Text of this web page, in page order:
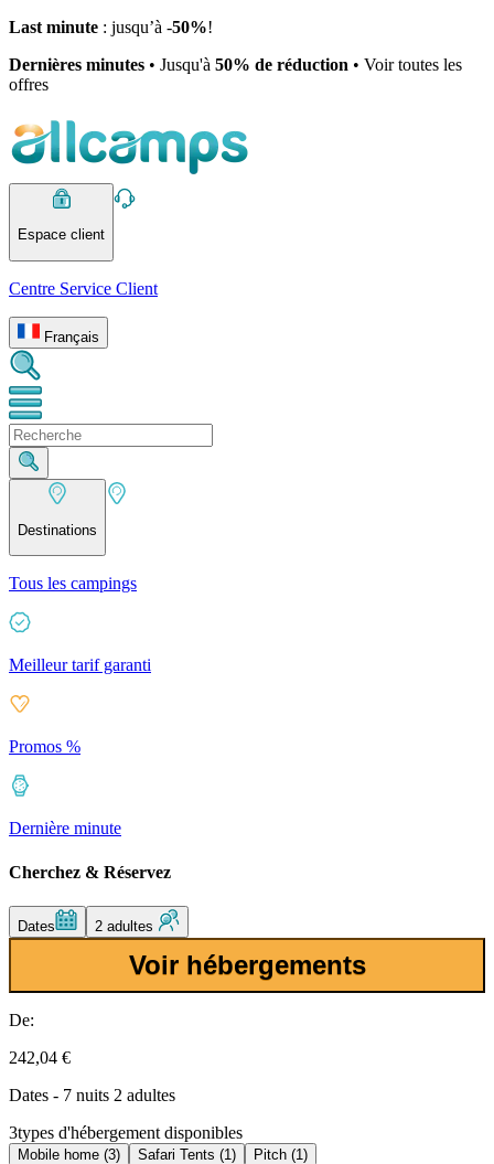
Last minute : jusqu’à -50%!
Dernières minutes • Jusqu'à 50% de réduction • Voir toutes les
offres
Espace client
Centre Service Client
Français
Destinations
Tous les campings
Meilleur tarif garanti
Promos %
Dernière minute
Cherchez & Réservez
Dates 2 adultes
Voir hébergements
De:
242,04 €
Dates - 7 nuits 2 adultes
3types d'hébergement disponibles
Mobile home (3) Safari Tents (1) Pitch (1)